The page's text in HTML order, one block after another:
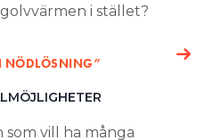
i stället?
NÖDLÖSNING”
som vill ha många